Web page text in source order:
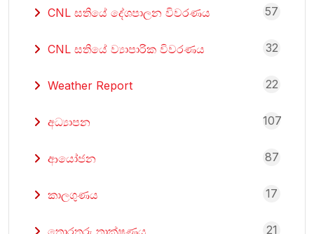
CNL සතියේ දේශපාලන විවරණය 57
CNL සතියේ ව්‍යාපාරික විවරණය 32
Weather Report 22
අධ්‍යාපන 107
ආයෝජන 87
කාලගුණය 17
21